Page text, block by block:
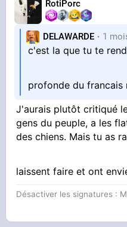
RotiPorc
DELAWARDE 1
c'est la que tu te
profonde du
J'aurais plutôt critiqué
gens du peuple, a les
des chiens. Mais tu as
laissent faire et ont
Désactiver les signatures :